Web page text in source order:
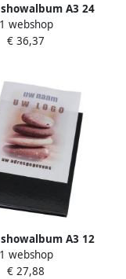
A3 24
zwart
1 webshop
€ 36,37
A3 12
zwart
1 webshop
€ 27,88